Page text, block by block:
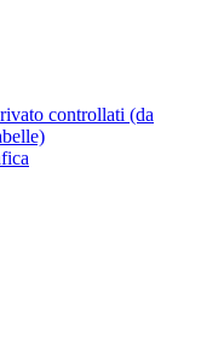
controllati (da